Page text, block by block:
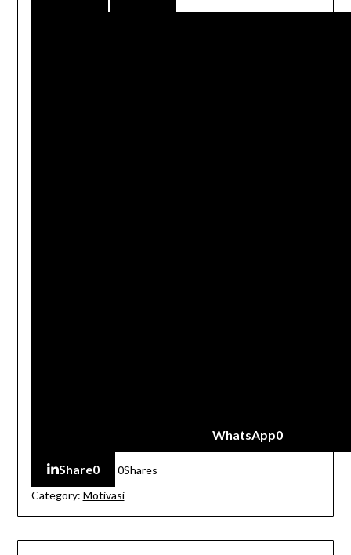
WhatsApp0
Share0 0Shares
Category: Motivasi